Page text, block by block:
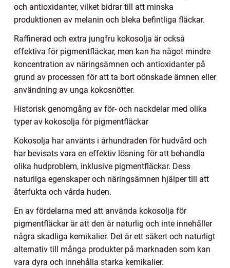
och antioxidanter, vilket bidrar till att minska
produktionen av melanin och bleka befintliga fläckar.
Raffinerad och extra jungfru kokosolja är också
effektiva för pigmentfläckar, men kan ha något mindre
koncentration av näringsämnen och antioxidanter på
grund av processen för att ta bort oönskade ämnen eller
användning av unga kokosnötter.
Historisk genomgång av för- och nackdelar med olika
typer av kokosolja för pigmentfläckar
Kokosolja har använts i århundraden för hudvård och
har bevisats vara en effektiv lösning för att behandla
olika hudproblem, inklusive pigmentfläckar. Dess
naturliga egenskaper och näringsämnen hjälper till att
återfukta och vårda huden.
En av fördelarna med att använda kokosolja för
pigmentfläckar är att den är naturlig och inte innehåller
några skadliga kemikalier. Det är ett säkert och naturligt
alternativ till många produkter på marknaden som kan
vara dyra och innehålla starka kemikalier.